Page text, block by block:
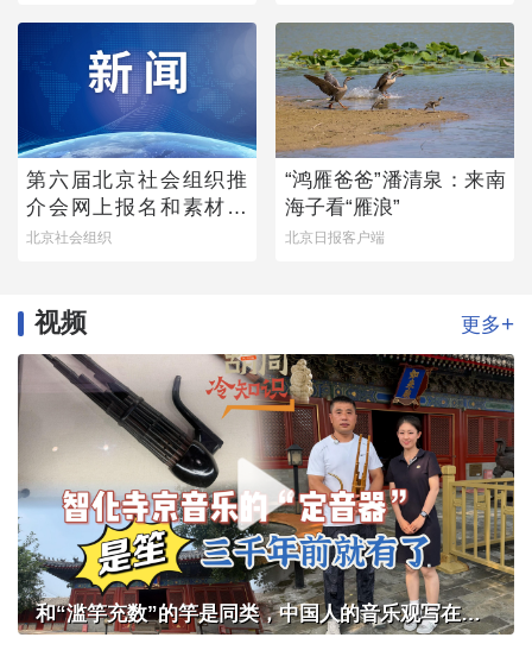
第六届北京社会组织推
介会网上报名和素材征
集通知
北京社会组织
“鸿雁爸爸”潘清泉：来南
海子看“雁浪”
北京日报客户端
视频 更多+
和“滥竽充数”的竽是同类，中国人的音乐观写在智化寺京音乐的乐器里